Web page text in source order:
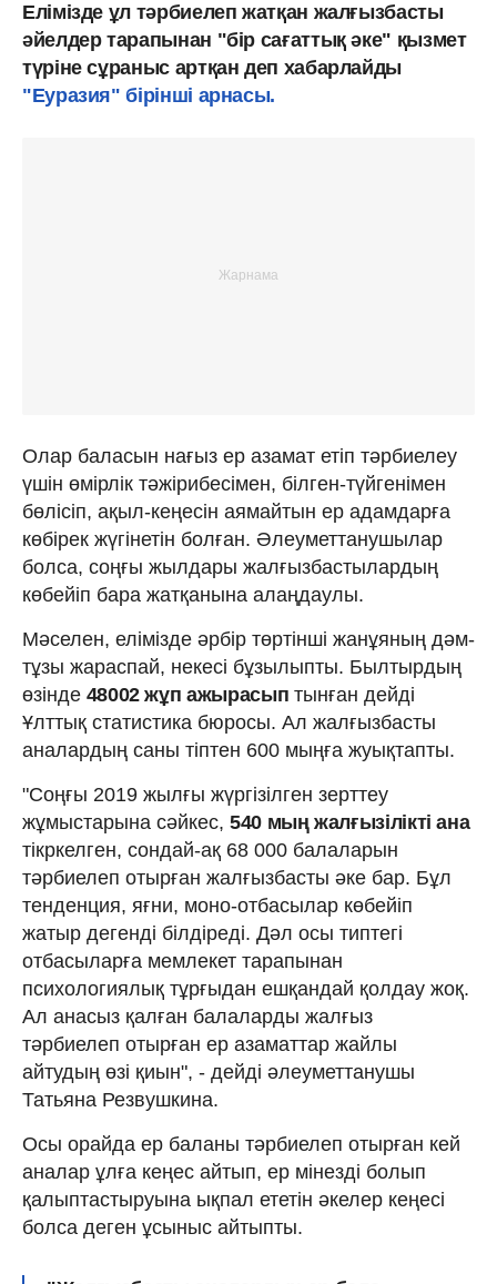
Елімізде ұл тәрбиелеп жатқан жалғызбасты
әйелдер тарапынан "бір сағаттық әке" қызмет
түріне сұраныс артқан деп хабарлайды
"Еуразия" бірінші арнасы.
Олар баласын нағыз ер азамат етіп тәрбиелеу
үшін өмірлік тәжірибесімен, білген-түйгенімен
бөлісіп, ақыл-кеңесін аямайтын ер адамдарға
көбірек жүгінетін болған. Әлеуметтанушылар
болса, соңғы жылдары жалғызбастылардың
көбейіп бара жатқанына алаңдаулы.
Мәселен, елімізде әрбір төртінші жанұяның дәм-
тұзы жараспай, некесі бұзылыпты. Былтырдың
өзінде 48002 жұп ажырасып тынған дейді
Ұлттық статистика бюросы. Ал жалғызбасты
аналардың саны тіптен 600 мыңға жуықтапты.
"Соңғы 2019 жылғы жүргізілген зерттеу
жұмыстарына сәйкес, 540 мың жалғызілікті ана
тікркелген, сондай-ақ 68 000 балаларын
тәрбиелеп отырған жалғызбасты әке бар. Бұл
тенденция, яғни, моно-отбасылар көбейіп
жатыр дегенді білдіреді. Дәл осы типтегі
отбасыларға мемлекет тарапынан
психологиялық тұрғыдан ешқандай қолдау жоқ.
Ал анасыз қалған балаларды жалғыз
тәрбиелеп отырған ер азаматтар жайлы
айтудың өзі қиын", - дейді әлеуметтанушы
Татьяна Резвушкина.
Осы орайда ер баланы тәрбиелеп отырған кей
аналар ұлға кеңес айтып, ер мінезді болып
қалыптастыруына ықпал ететін әкелер кеңесі
болса деген ұсыныс айтыпты.